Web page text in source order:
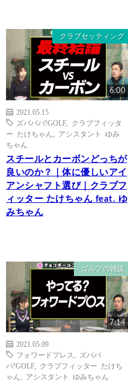
クラブセッティング
6:00
2021.05.15
ズバババ!GOLF, クラブフィッタ
ー たけちゃん
アシスタント ゆみ
ちゃん
スチールとカーボンどっちが
良いのか？｜体に優しいアイ
アンシャフト選び｜クラブフ
ィッター たけちゃん feat. ゆ
みちゃん
ゴルフの雑談
7:14
2021.05.09
フォワードプレス
ズババ
バ!GOLF, クラブフィッター たけち
ゃん
アシスタント ゆみちゃん